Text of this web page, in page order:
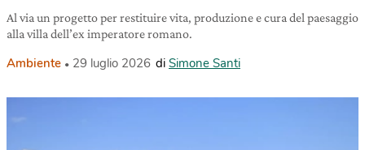
Al via un progetto per restituire vita, produzione e cura del paesaggio
alla villa dell’ex imperatore romano.
Ambiente 29 luglio 2026 di Simone Santi